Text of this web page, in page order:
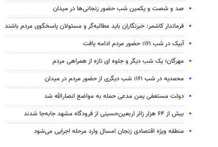
صد و شصت و یکمین شب حضور زنجانی‌ها در میدان
فرماندار کاشمر: خبرنگاران باید مطالبه‌گر و مسئولان پاسخگوی مردم باشند
آبیک در شب ۱۶۱؛ حضور مردم ادامه یافت
مهرگان؛ یک شب دیگر و جلوه ای تازه از همراهی مردم
محمدیه در شب ۱۶۱؛ شب دیگری از حضور مردم در میدان
دولت مستعفی یمن مدعی حمله به مواضع انصارالله شد
بیش از ۶۴ هزار زائر اربعین‌حسینی از فرودگاه مشهد جابه‌جا شدند
منطقه ویژه اقتصادی زنجان امسال وارد مرحله اجرایی می‌شود